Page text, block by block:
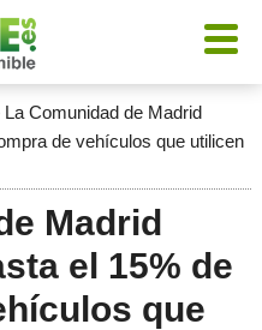
La Comunidad de Madrid
de vehículos que utilicen
Madrid
el 15% de
que